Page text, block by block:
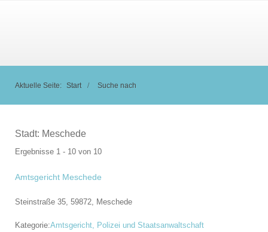
Aktuelle Seite: Start Suche nach
Stadt: Meschede
Ergebnisse 1 - 10 von 10
Amtsgericht Meschede
Steinstraße 35, 59872, Meschede
Kategorie:Amtsgericht, Polizei und Staatsanwaltschaft